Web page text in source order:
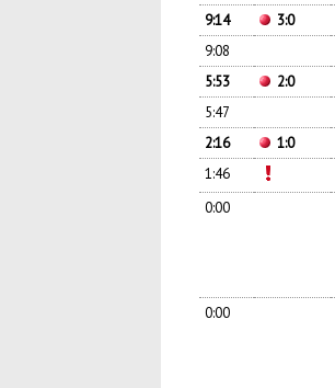
9:14
3:0
9:08
5:53
2:0
5:47
2:16
1:0
1:46
0:00
0:00